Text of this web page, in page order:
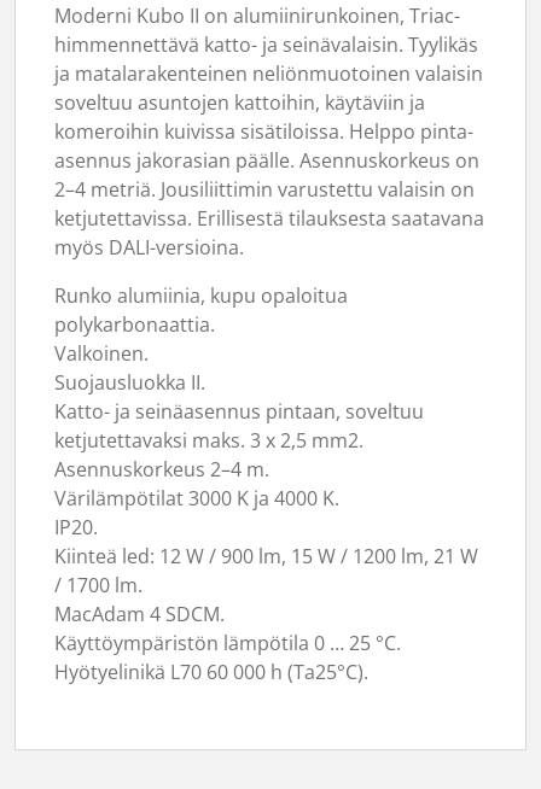
Moderni Kubo II on alumiinirunkoinen, Triac-
himmennettävä katto- ja seinävalaisin. Tyylikäs
ja matalarakenteinen neliönmuotoinen valaisin
soveltuu asuntojen kattoihin, käytäviin ja
komeroihin kuivissa sisätiloissa. Helppo pinta-
asennus jakorasian päälle. Asennuskorkeus on
2–4 metriä. Jousiliittimin varustettu valaisin on
ketjutettavissa. Erillisestä tilauksesta saatavana
myös DALI-versioina.
Runko alumiinia, kupu opaloitua
polykarbonaattia.
Valkoinen.
Suojausluokka II.
Katto- ja seinäasennus pintaan, soveltuu
ketjutettavaksi maks. 3 x 2,5 mm2.
Asennuskorkeus 2–4 m.
Värilämpötilat 3000 K ja 4000 K.
IP20.
Kiinteä led: 12 W / 900 lm, 15 W / 1200 lm, 21 W
/ 1700 lm.
MacAdam 4 SDCM.
Käyttöympäristön lämpötila 0 … 25 °C.
Hyötyelinikä L70 60 000 h (Ta25°C).